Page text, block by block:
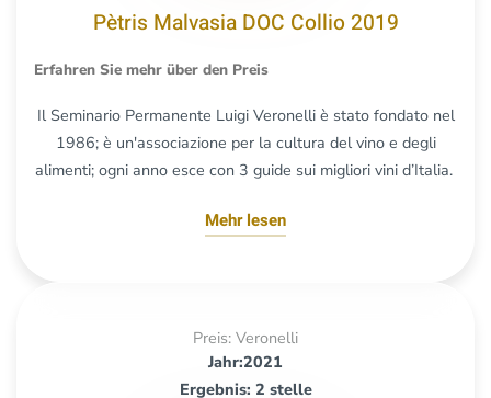
Pètris Malvasia DOC Collio 2019
Erfahren Sie mehr über den Preis
Il Seminario Permanente Luigi Veronelli è stato fondato nel
1986; è un'associazione per la cultura del vino e degli
alimenti; ogni anno esce con 3 guide sui migliori vini d’Italia.
Mehr lesen
Preis: Veronelli
Jahr:2021
Ergebnis: 2 stelle